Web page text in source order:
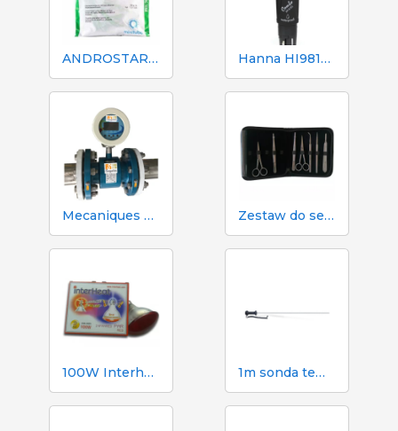
ANDROSTAR PLUS 47 g / 100 L - Długotrwały środek wydłużający nasienie Hanna HI98130 pH, EC, TDS i tester temperatury
Mecaniques Segalés DN150 Licznik objętości i azotu Zestaw do sekcji zwłok i sekcji zwłok 333 - 7 narzędzi
100W Interheat Red PAR Bulb 2 szt. 1m sonda temperatury Dramińskiego do higrometru TGPRO